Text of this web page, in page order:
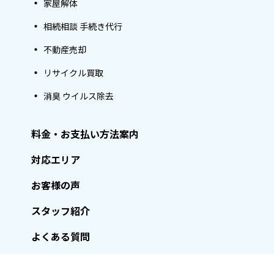
家屋解体
相続相談 手続き代行
不動産売却
リサイクル買取
消臭 ウイルス除去
料金・お支払い方法案内
対応エリア
お客様の声
スタッフ紹介
よくある質問